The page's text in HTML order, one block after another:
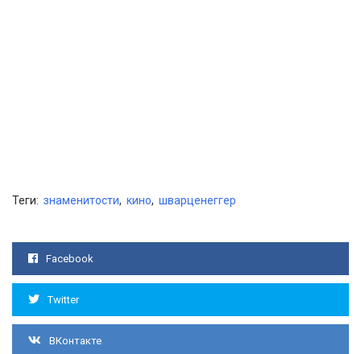
Теги: знаменитости, кино, шварценеггер
Facebook
Twitter
ВКонтакте